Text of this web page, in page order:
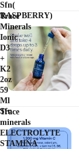
Sfn(
RASPBERRY)
Trace
Minerals
Ionic
D3
+
K2
2oz
59
Ml
Sfn
Trace
minerals
ELECTROLYTE
STAMINA